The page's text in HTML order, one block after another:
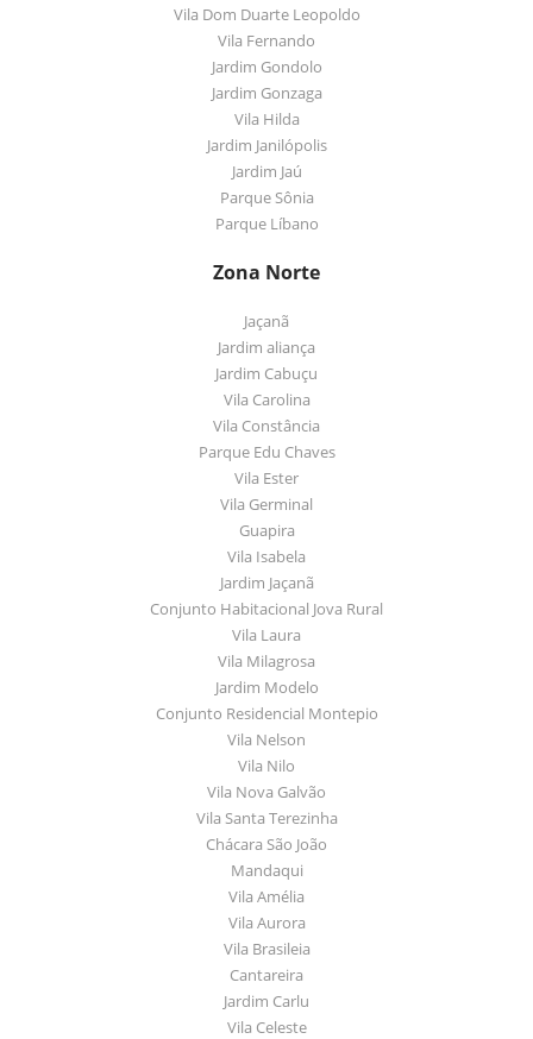
Vila Dom Duarte Leopoldo
Vila Fernando
Jardim Gondolo
Jardim Gonzaga
Vila Hilda
Jardim Janilópolis
Jardim Jaú
Parque Sônia
Parque Líbano
Zona Norte
Jaçanã
Jardim aliança
Jardim Cabuçu
Vila Carolina
Vila Constância
Parque Edu Chaves
Vila Ester
Vila Germinal
Guapira
Vila Isabela
Jardim Jaçanã
Conjunto Habitacional Jova Rural
Vila Laura
Vila Milagrosa
Jardim Modelo
Conjunto Residencial Montepio
Vila Nelson
Vila Nilo
Vila Nova Galvão
Vila Santa Terezinha
Chácara São João
Mandaqui
Vila Amélia
Vila Aurora
Vila Brasileia
Cantareira
Jardim Carlu
Vila Celeste